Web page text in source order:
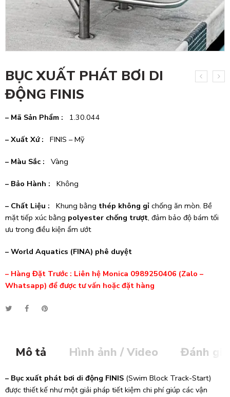
BỤC XUẤT PHÁT BƠI DI
ĐỘNG FINIS
– Mã Sản Phẩm : 1.30.044
– Xuất Xứ : FINIS – Mỹ
– Màu Sắc : Vàng
– Bảo Hành : Không
– Chất Liệu : Khung bằng thép không gỉ chống ăn mòn. Bề
mặt tiếp xúc bằng polyester chống trượt, đảm bảo độ bám tối
ưu trong điều kiện ẩm ướt
– World Aquatics (FINA) phê duyệt
– Hàng Đặt Trước : Liên hệ Monica 0989250406 (Zalo –
Whatsapp) để được tư vấn hoặc đặt hàng
Mô tả Hình ảnh / Video Đánh
– Bục xuất phát bơi di động FINIS (Swim Block Track-Start)
được thiết kế như một giải pháp tiết kiệm chi phí giúp các vận